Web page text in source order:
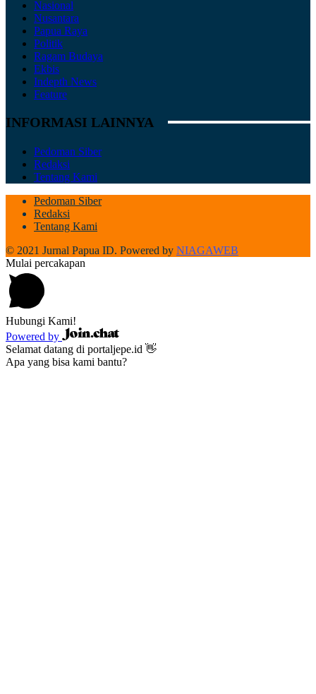
Nasional
Nusantara
Papua Raya
Politik
Ragam Budaya
Ekbis
Indepth News
Feature
INFORMASI LAINNYA
Pedoman Siber
Redaksi
Tentang Kami
Pedoman Siber
Redaksi
Tentang Kami
© 2021 Jurnal Papua ID. Powered by NIAGAWEB
Mulai percakapan
Hubungi Kami!
Powered by
Selamat datang di portaljepe.id 👋
Apa yang bisa kami bantu?